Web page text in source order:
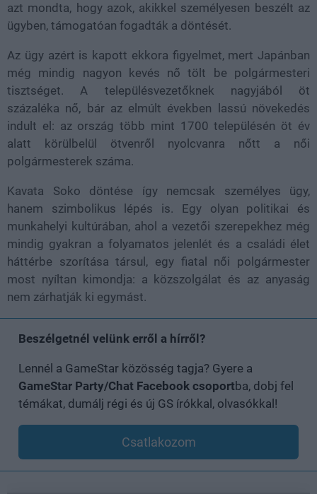
azt mondta, hogy azok, akikkel személyesen beszélt az
ügyben, támogatóan fogadták a döntését.
Az ügy azért is kapott ekkora figyelmet, mert Japánban
még mindig nagyon kevés nő tölt be polgármesteri
tisztséget. A településvezetőknek nagyjából öt
százaléka nő, bár az elmúlt években lassú növekedés
indult el: az ország több mint 1700 településén öt év
alatt körülbelül ötvenről nyolcvanra nőtt a női
polgármesterek száma.
Kavata Soko döntése így nemcsak személyes ügy,
hanem szimbolikus lépés is. Egy olyan politikai és
munkahelyi kultúrában, ahol a vezetői szerepekhez még
mindig gyakran a folyamatos jelenlét és a családi élet
háttérbe szorítása társul, egy fiatal női polgármester
most nyíltan kimondja: a közszolgálat és az anyaság
nem zárhatják ki egymást.
Beszélgetnél velünk erről a hírről?
Lennél a GameStar közösség tagja? Gyere a
GameStar Party/Chat Facebook csoportba, dobj fel
témákat, dumálj régi és új GS írókkal, olvasókkal!
Csatlakozom